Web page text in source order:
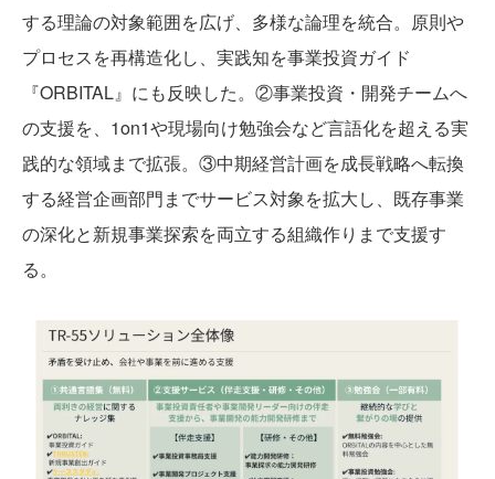
する理論の対象範囲を広げ、多様な論理を統合。原則や
プロセスを再構造化し、実践知を事業投資ガイド
『ORBITAL』にも反映した。②事業投資・開発チームへ
の支援を、1on1や現場向け勉強会など言語化を超える実
践的な領域まで拡張。③中期経営計画を成長戦略へ転換
する経営企画部門までサービス対象を拡大し、既存事業
の深化と新規事業探索を両立する組織作りまで支援す
る。